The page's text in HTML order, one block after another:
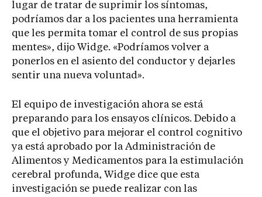
lugar de tratar de suprimir los síntomas,
podríamos dar a los pacientes una herramienta
que les permita tomar el control de sus propias
mentes», dijo Widge. «Podríamos volver a
ponerlos en el asiento del conductor y dejarles
sentir una nueva voluntad».
El equipo de investigación ahora se está
preparando para los ensayos clínicos. Debido a
que el objetivo para mejorar el control cognitivo
ya está aprobado por la Administración de
Alimentos y Medicamentos para la estimulación
cerebral profunda, Widge dice que esta
investigación se puede realizar con las